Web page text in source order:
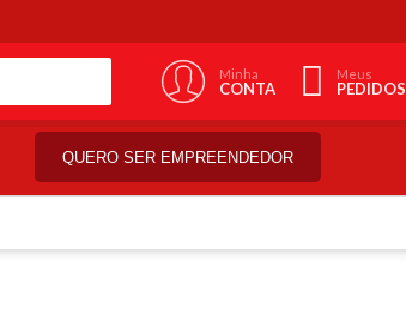
Minha
CONTA
Meus
PEDIDOS
QUERO SER EMPREENDEDOR